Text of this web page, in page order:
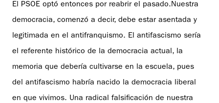
El PSOE optó entonces por reabrir el pasado.Nuestra
democracia, comenzó a decir, debe estar asentada y
legitimada en el antifranquismo. El antifascismo sería
el referente histórico de la democracia actual, la
memoria que debería cultivarse en la escuela, pues
del antifascismo habría nacido la democracia liberal
en que vivimos. Una radical falsificación de nuestra